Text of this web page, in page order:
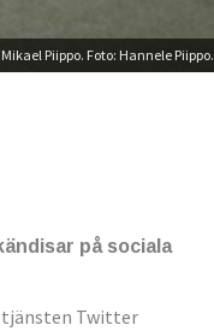
Mikael Piippo. Foto: Hannele Piippo.
på sociala
Twitter